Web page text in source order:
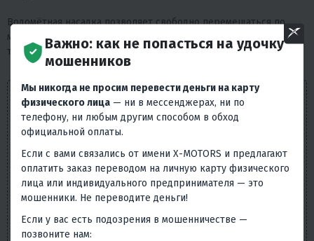
Водомётная насадка позволяет свободно перемещаться по
мелководью, не опасаясь повредить винт. Дополнительно
требуется приобрести смазку, шприц и помпу.
Внешний вид товара, его комплектация и
характеристики могут изменяться производителем без
предварительных уведомлений. Описание носит
справочно-ознакомительный характер и не может
служить основанием для претензий. Вся представленная
на сайте информация, касающаяся технических
характеристик, наличия на складе, стоимости товаров,
носит информационный характер и ни при каких
условиях не является публичной офертой, определяемой
положениями п. 2 ст. 437 Гражданского кодекса РФ.
Важно: как не попасться на удочку
мошенников
Мы никогда не просим перевести деньги на карту
физического лица — ни в мессенджерах, ни по
телефону, ни любым другим способом в обход
официальной оплаты.
Если с вами связались от имени X-MOTORS и предлагают
оплатить заказ переводом на личную карту физического
лица или индивидуального предпринимателя — это
мошенники. Не переводите деньги!
Если у вас есть подозрения в мошенничестве —
позвоните нам: